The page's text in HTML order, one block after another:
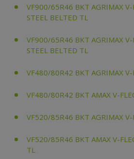
VF900/65R46 BKT AGRIMAX
STEEL BELTED TL
VF900/65R46 BKT AGRIMAX
STEEL BELTED TL
VF480/80R42 BKT AGRIMAX
VF480/80R42 BKT AMAX V-
VF520/85R46 BKT AGRIMAX
VF520/85R46 BKT AMAX V-
TL